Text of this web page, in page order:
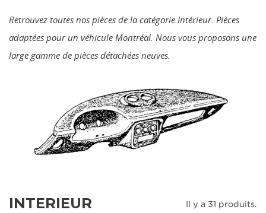
Retrouvez toutes nos pièces de la catégorie Intérieur. Pièces
adaptées pour un véhicule Montréal. Nous vous proposons une
large gamme de pièces détachées neuves.
INTERIEUR Il y a 31 produits.